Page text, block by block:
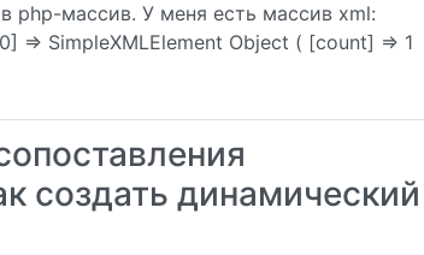
php-массив. У меня есть массив xml:
=> SimpleXMLElement Object ( [count] => 1
создать динамический